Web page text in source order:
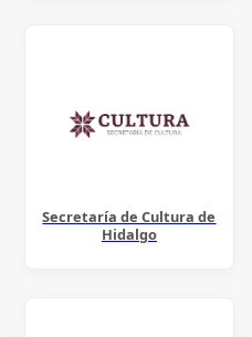
Secretaría de Cultura de
Hidalgo